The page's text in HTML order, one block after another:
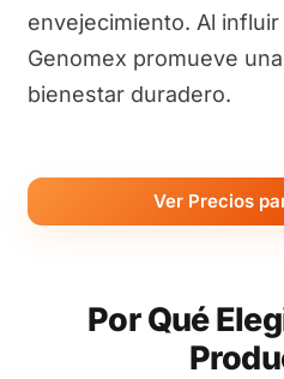
envejecimiento. Al
Genomex promueve
bienestar duradero.
Ver Precios
Por Qué